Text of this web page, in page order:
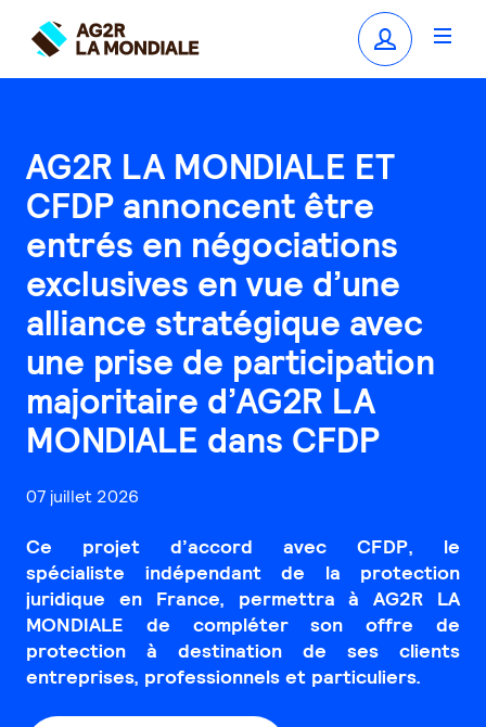
AG2R LA MONDIALE ET
CFDP annoncent être
entrés en négociations
exclusives en vue d’une
alliance stratégique avec
une prise de participation
majoritaire d’AG2R LA
MONDIALE dans CFDP
07 juillet 2026
Ce projet d’accord avec CFDP, le
spécialiste indépendant de la protection
juridique en France, permettra à AG2R LA
MONDIALE de compléter son offre de
protection à destination de ses clients
entreprises, professionnels et particuliers.